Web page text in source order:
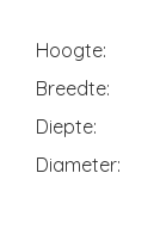
Hoogte
Breedte
Diepte
Diameter